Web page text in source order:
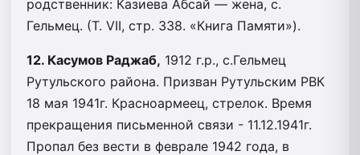
родственник: Казиева Абсай — жена, с.
Гельмец. (Т. VII, стр. 338. «Книга Памяти»).
12. Касумов Раджаб, 1912 г.р., с.Гельмец
Рутульского района. Призван Рутульским РВК
18 мая 1941г. Красноармеец, стрелок. Время
прекращения письменной связи - 11.12.1941г.
Пропал без вести в феврале 1942 года, в